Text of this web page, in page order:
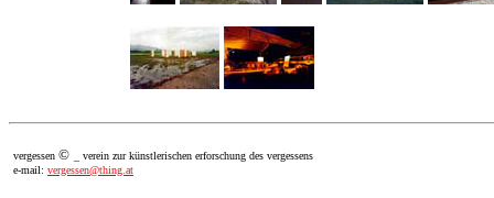
vergessen ©
_ verein zur künstlerischen erforschung des vergessens
e-mail: vergessen@thing.at